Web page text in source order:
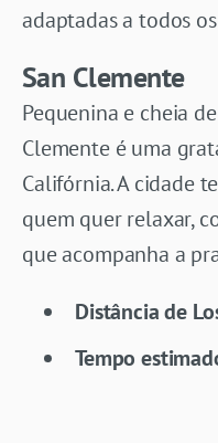
adaptadas a todos
San Clemente
Pequenina e cheia
Clemente é uma
Califórnia. A cidade
quem quer relaxar,
que acompanha a
Distância de
Tempo